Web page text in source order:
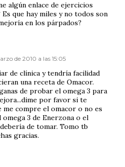
algún enlace de ejercicios
que hay miles y no todos son
en los párpados?
de 2010 a las 15:05
de clínica y tendría facilidad
una receta de Omacor.
de probar el omega 3 para
por favor si te
me compre el omacor o no es
3 de Enerzona o el
de tomar. Tomo tb
gracias.